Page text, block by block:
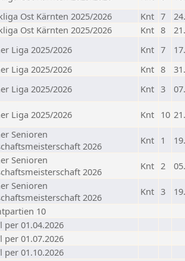
Ost Kärnten 2025/2026 Knt 7
Ost Kärnten 2025/2026 Knt 8
Liga 2025/2026 Knt 7
Liga 2025/2026 Knt 8
Liga 2025/2026 Knt 3
Liga 2025/2026 Knt 10
Senioren
2026
Knt 1
Senioren
2026
Knt 2
Senioren
2026
Knt 3
10
per 01.04.2026
per 01.07.2026
per 01.10.2026